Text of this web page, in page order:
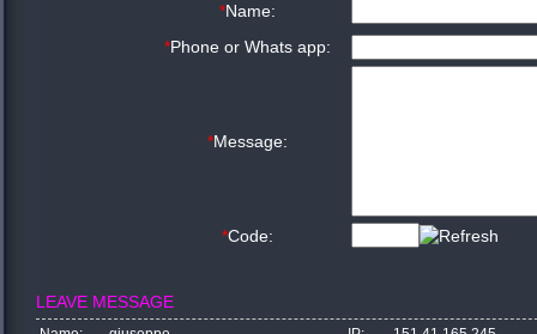
*Name:
*Phone or Whats app:
*Message:
*Code:
LEAVE MESSAGE